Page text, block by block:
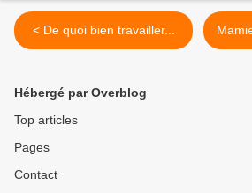
< De quoi bien travailler...
Hébergé par Overblog
Top articles
Pages
Contact